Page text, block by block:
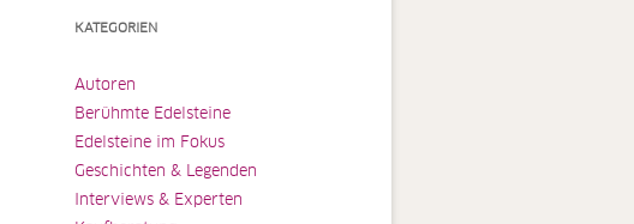
KATEGORIEN
Autoren
Berühmte Edelsteine
Edelsteine im Fokus
Geschichten & Legenden
Interviews & Experten